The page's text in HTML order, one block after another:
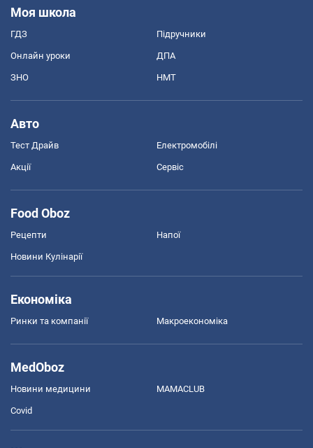
Моя школа
ГДЗ Підручники
Онлайн уроки ДПА
ЗНО НМТ
Авто
Тест Драйв Електромобілі
Акції Сервіс
Food Oboz
Рецепти Напої
Новини Кулінарії
Економіка
Ринки та компанії Макроекономіка
MedOboz
Новини медицини MAMACLUB
Covid